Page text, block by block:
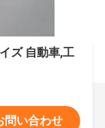
ズ 自動車,工
問い合わせ